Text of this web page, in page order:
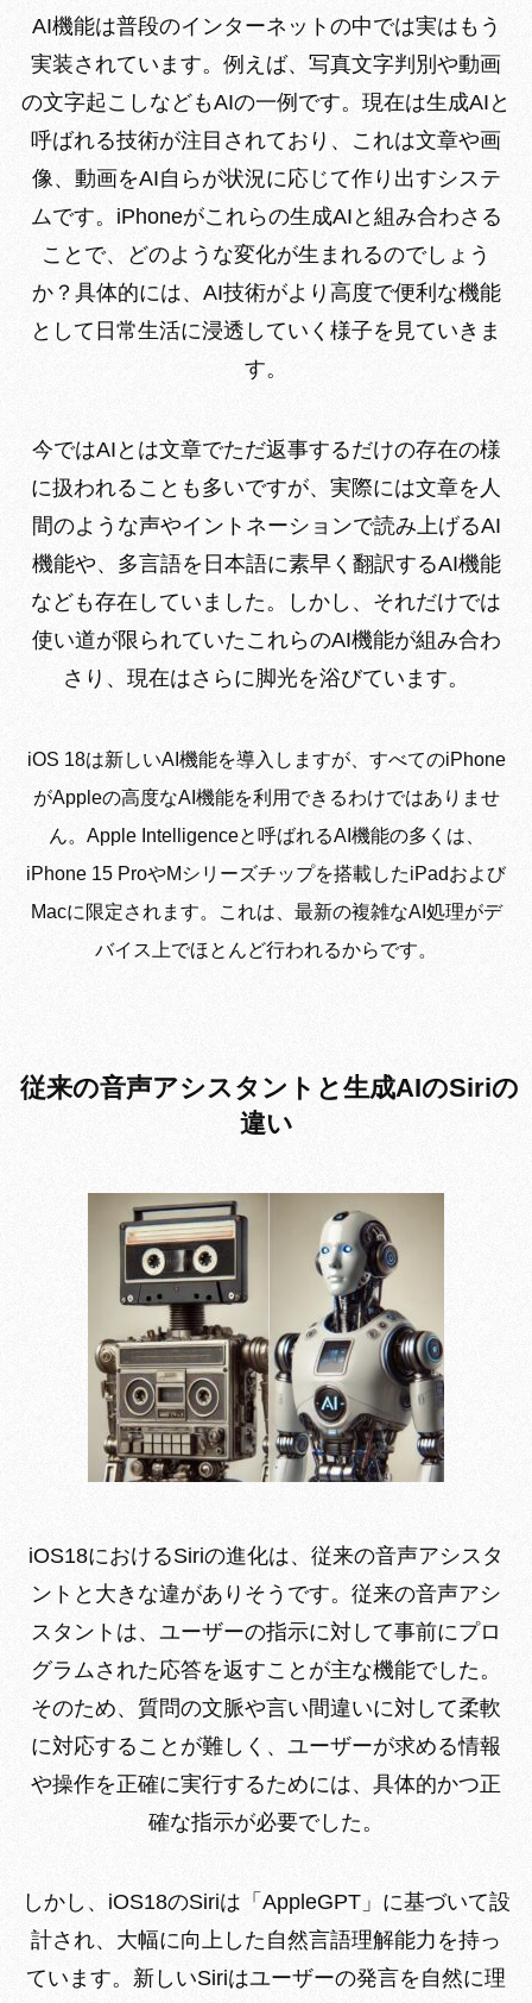
AI機能は普段のインターネットの中では実はもう
実装されています。例えば、写真文字判別や動画
の文字起こしなどもAIの一例です。現在は生成AIと
呼ばれる技術が注目されており、これは文章や画
像、動画をAI自らが状況に応じて作り出すシステ
ムです。iPhoneがこれらの生成AIと組み合わさる
ことで、どのような変化が生まれるのでしょう
か？具体的には、AI技術がより高度で便利な機能
として日常生活に浸透していく様子を見ていきま
す。
今ではAIとは文章でただ返事するだけの存在の様
に扱われることも多いですが、実際には文章を人
間のような声やイントネーションで読み上げるAI
機能や、多言語を日本語に素早く翻訳するAI機能
なども存在していました。しかし、それだけでは
使い道が限られていたこれらのAI機能が組み合わ
さり、現在はさらに脚光を浴びています。
iOS 18は新しいAI機能を導入しますが、すべてのiPhone
がAppleの高度なAI機能を利用できるわけではありませ
ん。Apple Intelligenceと呼ばれるAI機能の多くは、
iPhone 15 ProやMシリーズチップを搭載したiPadおよび
Macに限定されます。これは、最新の複雑なAI処理がデ
バイス上でほとんど行われるからです。
従来の音声アシスタントと生成AIのSiriの
違い
iOS18におけるSiriの進化は、従来の音声アシスタ
ントと大きな違がありそうです。従来の音声アシ
スタントは、ユーザーの指示に対して事前にプロ
グラムされた応答を返すことが主な機能でした。
そのため、質問の文脈や言い間違いに対して柔軟
に対応することが難しく、ユーザーが求める情報
や操作を正確に実行するためには、具体的かつ正
確な指示が必要でした。
しかし、iOS18のSiriは「AppleGPT」に基づいて設
計され、大幅に向上した自然言語理解能力を持っ
ています。新しいSiriはユーザーの発言を自然に理